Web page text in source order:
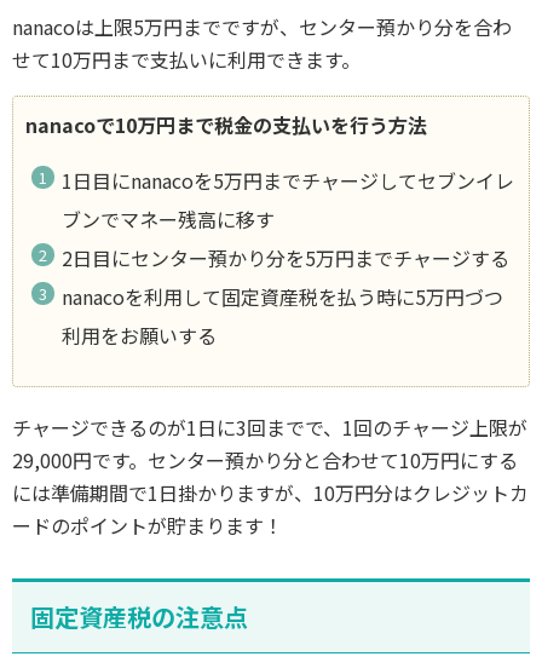
nanacoは上限5万円までですが、センター預かり分を合わ
せて10万円まで支払いに利用できます。
nanacoで10万円まで税金の支払いを行う方法
1日目にnanacoを5万円までチャージしてセブンイレ
ブンでマネー残高に移す
2日目にセンター預かり分を5万円までチャージする
nanacoを利用して固定資産税を払う時に5万円づつ
利用をお願いする
チャージできるのが1日に3回までで、1回のチャージ上限が
29,000円です。センター預かり分と合わせて10万円にする
には準備期間で1日掛かりますが、10万円分はクレジットカ
ードのポイントが貯まります！
固定資産税の注意点